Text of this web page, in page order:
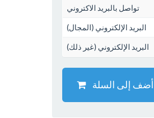
تواصل بالبريد الاكتروني
البريد الإلكتروني (المجال)
البريد الإلكتروني (غير ذلك)
أضف إلى السلة